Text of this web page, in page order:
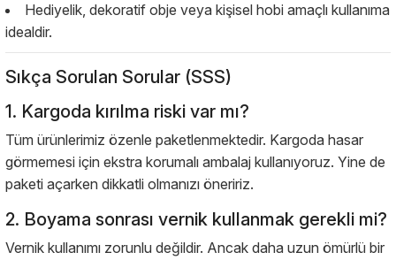
Hediyelik, dekoratif obje veya kişisel hobi amaçlı kullanıma
idealdir.
Sıkça Sorulan Sorular (SSS)
1. Kargoda kırılma riski var mı?
Tüm ürünlerimiz özenle paketlenmektedir. Kargoda hasar
görmemesi için ekstra korumalı ambalaj kullanıyoruz. Yine de
paketi açarken dikkatli olmanızı öneririz.
2. Boyama sonrası vernik kullanmak gerekli mi?
Vernik kullanımı zorunlu değildir. Ancak daha uzun ömürlü bir